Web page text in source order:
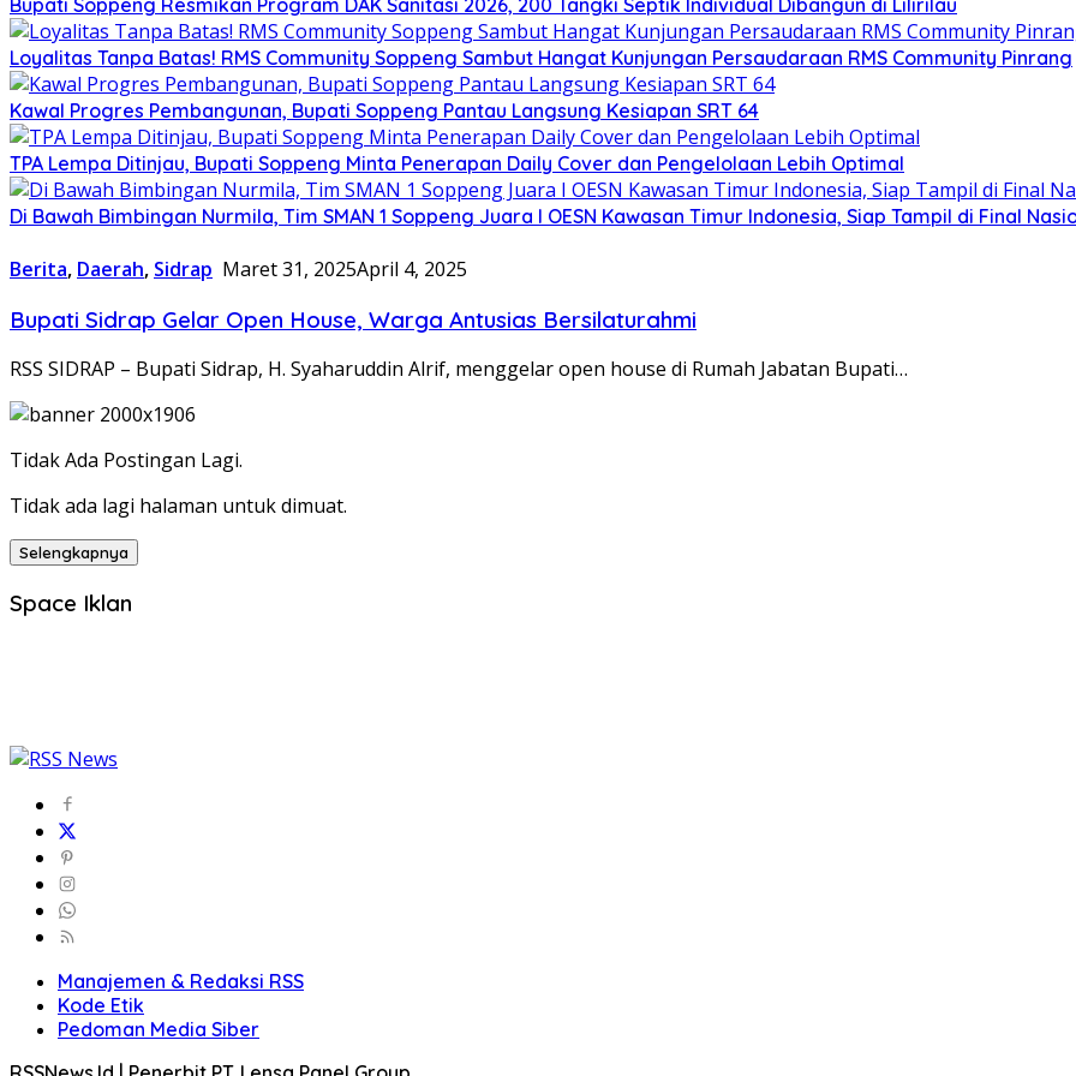
Loyalitas Tanpa Batas! RMS Community Soppeng Sambut Hangat Kunjungan Persaudaraan RMS Community Pinrang
Kawal Progres Pembangunan, Bupati Soppeng Pantau Langsung Kesiapan SRT 64
TPA Lempa Ditinjau, Bupati Soppeng Minta Penerapan Daily Cover dan Pengelolaan Lebih Optimal
Di Bawah Bimbingan Nurmila, Tim SMAN 1 Soppeng Juara I OESN Kawasan Timur Indonesia, Siap Tampil di Final
Berita, Daerah, Sidrap Maret 31, 2025April 4, 2025
Bupati Sidrap Gelar Open House, Warga Antusias Bersilaturahmi
RSS SIDRAP – Bupati Sidrap, H. Syaharuddin Alrif, menggelar open house di Rumah Jabatan Bupati…
Tidak Ada Postingan Lagi.
Tidak ada lagi halaman untuk dimuat.
Selengkapnya
Space Iklan
Manajemen & Redaksi RSS
Kode Etik
Pedoman Media Siber